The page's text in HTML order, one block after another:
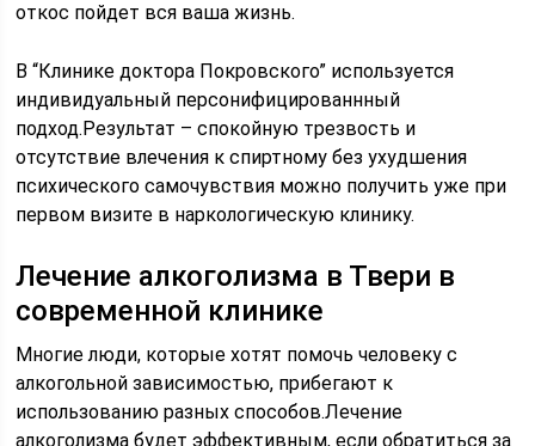
откос пойдет вся ваша жизнь.
В “Клинике доктора Покровского” используется
индивидуальный персонифицированнный
подход.Результат – спокойную трезвость и
отсутствие влечения к спиртному без ухудшения
психического самочувствия можно получить уже при
первом визите в наркологическую клинику.
Лечение алкоголизма в Твери в
современной клинике
Многие люди, которые хотят помочь человеку с
алкогольной зависимостью, прибегают к
использованию разных способов.Лечение
алкоголизма будет эффективным, если обратиться за